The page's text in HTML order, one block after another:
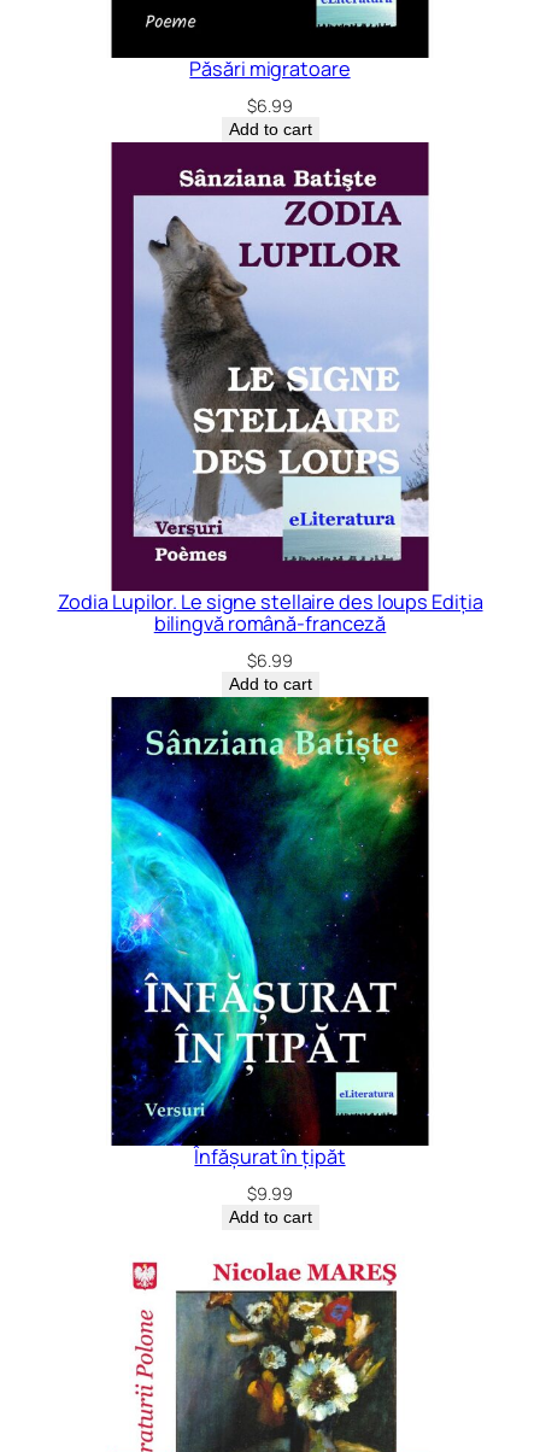
Păsări migratoare
$6.99
Add to cart
Zodia Lupilor. Le signe stellaire des loups Ediția
bilingvă română-franceză
$6.99
Add to cart
Înfășurat în țipăt
$9.99
Add to cart